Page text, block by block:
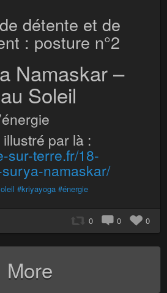
détente et de
: posture n°2
Namaskar –
Soleil
par là :
sur-terre.fr/18-
namaskar/
#kriyayoga #énergie
0 0 0
More